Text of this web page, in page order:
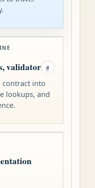
validator #
contract into
lookups, and